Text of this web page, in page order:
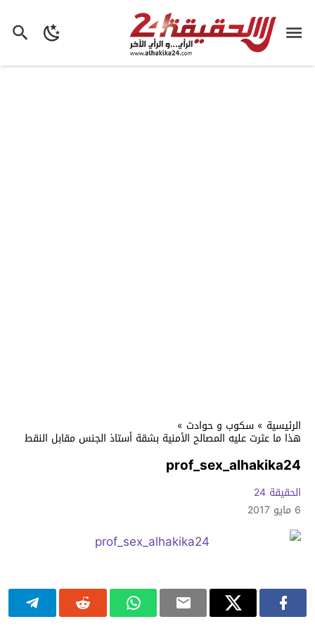
الرئيسية » سكوب و حوادث »
هذا ما عثرت عليه المصالح الأمنية بشقة أستاذ الجنس مقابل النقط
prof_sex_alhakika24
الحقيقة 24
6 مايو 2017